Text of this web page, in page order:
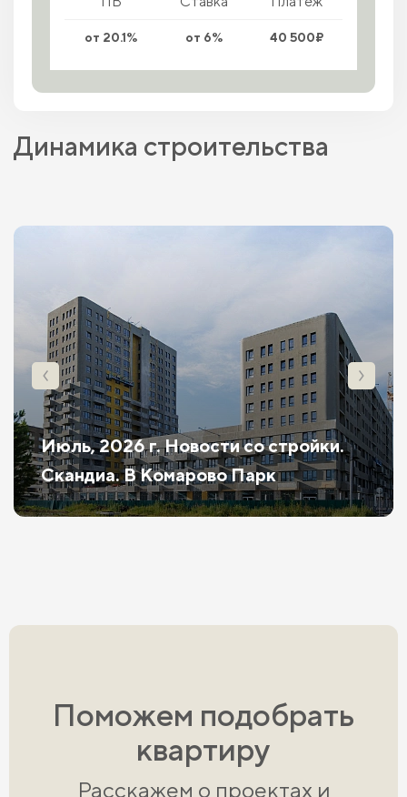
от 20.1% от 6% 40 500₽
Динамика строительства
Июль, 2026 г. Новости со стройки.
Скандиа. В Комарово Парк
Поможем подобрать
квартиру
Расскажем о проектах и